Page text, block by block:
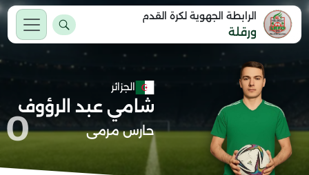
الرابطة الجهوية لكرة القدم
ورقلة
الجزائر
شامي عبد الرؤوف
حارس مرمى 0